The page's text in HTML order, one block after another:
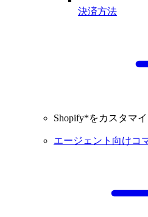
決済方法
Shopify*をカスタマ
エージェント向けコ